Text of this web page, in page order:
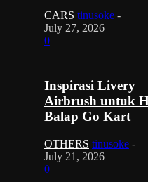
CARS tinusoke -
July 27, 2026
0
Inspirasi Livery
Airbrush untuk
Balap Go Kart
OTHERS tinusoke -
July 21, 2026
0